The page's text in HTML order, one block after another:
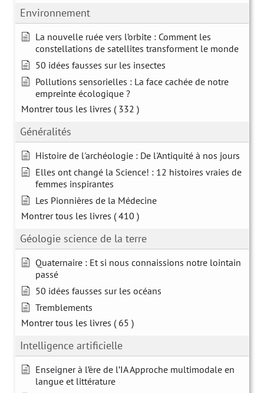
Environnement
La nouvelle ruée vers l’orbite : Comment les
constellations de satellites transforment le monde
50 idées fausses sur les insectes
Pollutions sensorielles : La face cachée de notre
empreinte écologique ?
Montrer tous les livres ( 332 )
Généralités
Histoire de l'archéologie : De l'Antiquité à nos jours
Elles ont changé la Science! : 12 histoires vraies de
femmes inspirantes
Les Pionnières de la Médecine
Montrer tous les livres ( 410 )
Géologie science de la terre
Quaternaire : Et si nous connaissions notre lointain
passé
50 idées fausses sur les océans
Tremblements
Montrer tous les livres ( 65 )
Intelligence artificielle
Enseigner à l’ère de l’IA Approche multimodale en
langue et littérature